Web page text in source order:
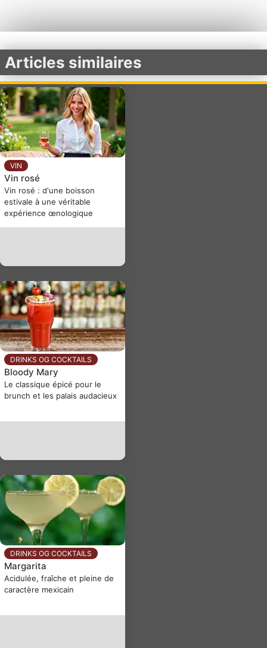
Articles similaires
VIN
Vin rosé
Vin rosé : d'une boisson
estivale à une véritable
expérience œnologique
DRINKS OG COCKTAILS
Bloody Mary
Le classique épicé pour le
brunch et les palais audacieux
DRINKS OG COCKTAILS
Margarita
Acidulée, fraîche et pleine de
caractère mexicain